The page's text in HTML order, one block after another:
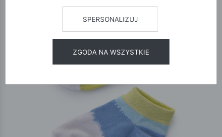
SPERSONALIZUJ
ZGODA NA WSZYSTKIE